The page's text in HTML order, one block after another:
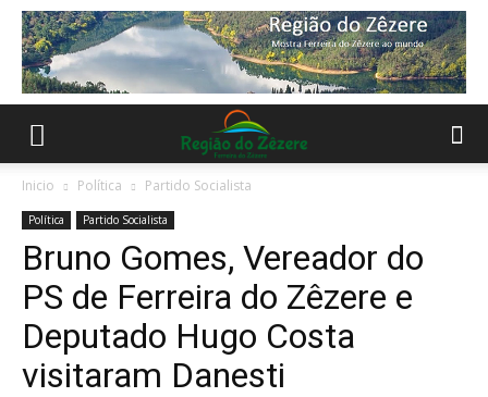
Inicio Política Partido Socialista
Política Partido Socialista
Bruno Gomes, Vereador do
PS de Ferreira do Zêzere e
Deputado Hugo Costa
visitaram Danesti